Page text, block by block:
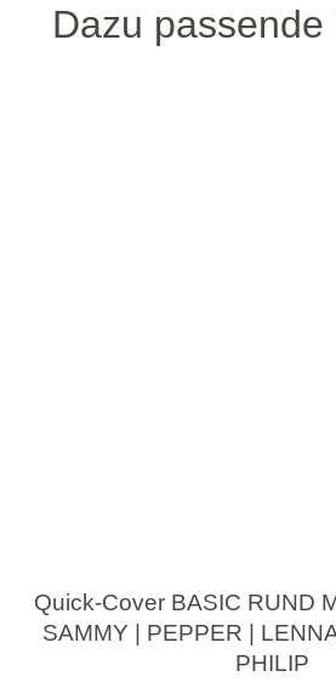
Dazu passende
Quick-Cover BASIC RUND
SAMMY | PEPPER |
PHILIP